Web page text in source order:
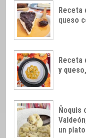
Receta
queso
Receta
y
Ñoquis
un